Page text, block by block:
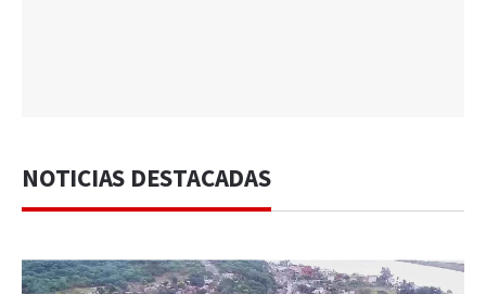
NOTICIAS DESTACADAS